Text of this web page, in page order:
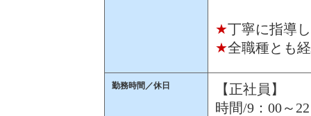
★丁寧に指導
★全職種とも
勤務時間／休日
【正社員】
時間/9：00～